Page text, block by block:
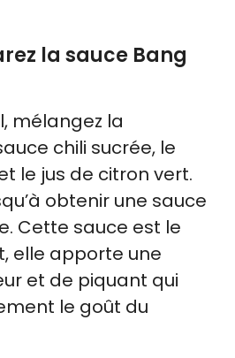
la sauce Bang
mélangez la
chili sucrée, le
le jus de citron vert.
obtenir une sauce
Cette sauce est le
elle apporte une
et de piquant qui
le goût du